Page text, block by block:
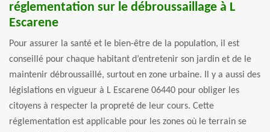
réglementation sur le débroussaillage à L
Escarene
Pour assurer la santé et le bien-être de la population, il est
conseillé pour chaque habitant d’entretenir son jardin et de le
maintenir débroussaillé, surtout en zone urbaine. Il y a aussi des
législations en vigueur à L Escarene 06440 pour obliger les
citoyens à respecter la propreté de leur cours. Cette
réglementation est applicable pour les zones où le terrain se